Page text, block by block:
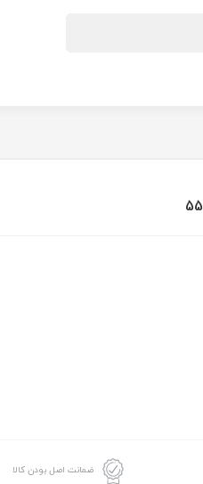
ضمانت اصل بودن کالا